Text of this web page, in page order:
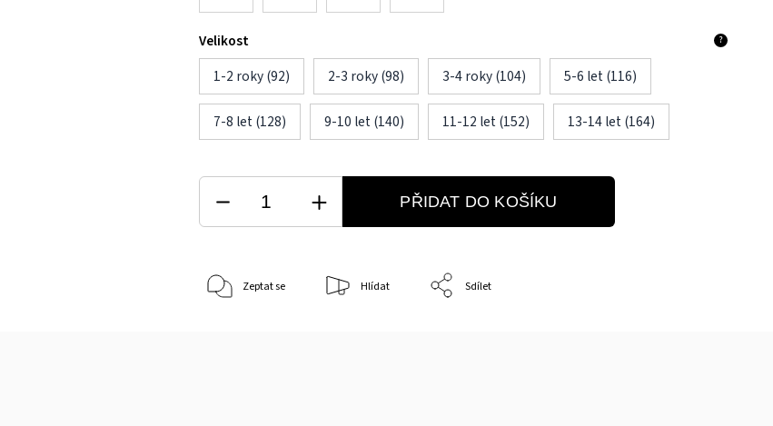
Velikost ?
1-2 roky (92) 2-3 roky (98) 3-4 roky (104) 5-6 let (116)
7-8 let (128) 9-10 let (140) 11-12 let (152) 13-14 let (164)
PŘIDAT DO KOŠÍKU
Zeptat se Hlídat Sdílet